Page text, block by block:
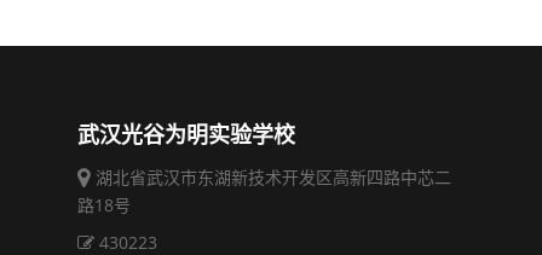
武汉光谷为明实验学校
湖北省武汉市东湖新技术开发区高新四路中芯二
路18号
430223